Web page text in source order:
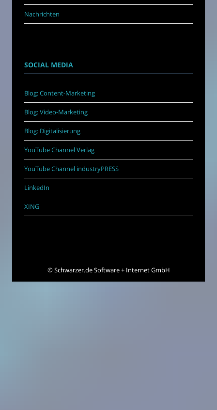
Nachrichten
SOCIAL MEDIA
Blog: Content-Marketing
Blog: Video-Marketing
Blog: Digitalisierung
YouTube Channel Verlag
YouTube Channel industryPRESS
LinkedIn
XING
©Schwarzer.de Software + Internet GmbH